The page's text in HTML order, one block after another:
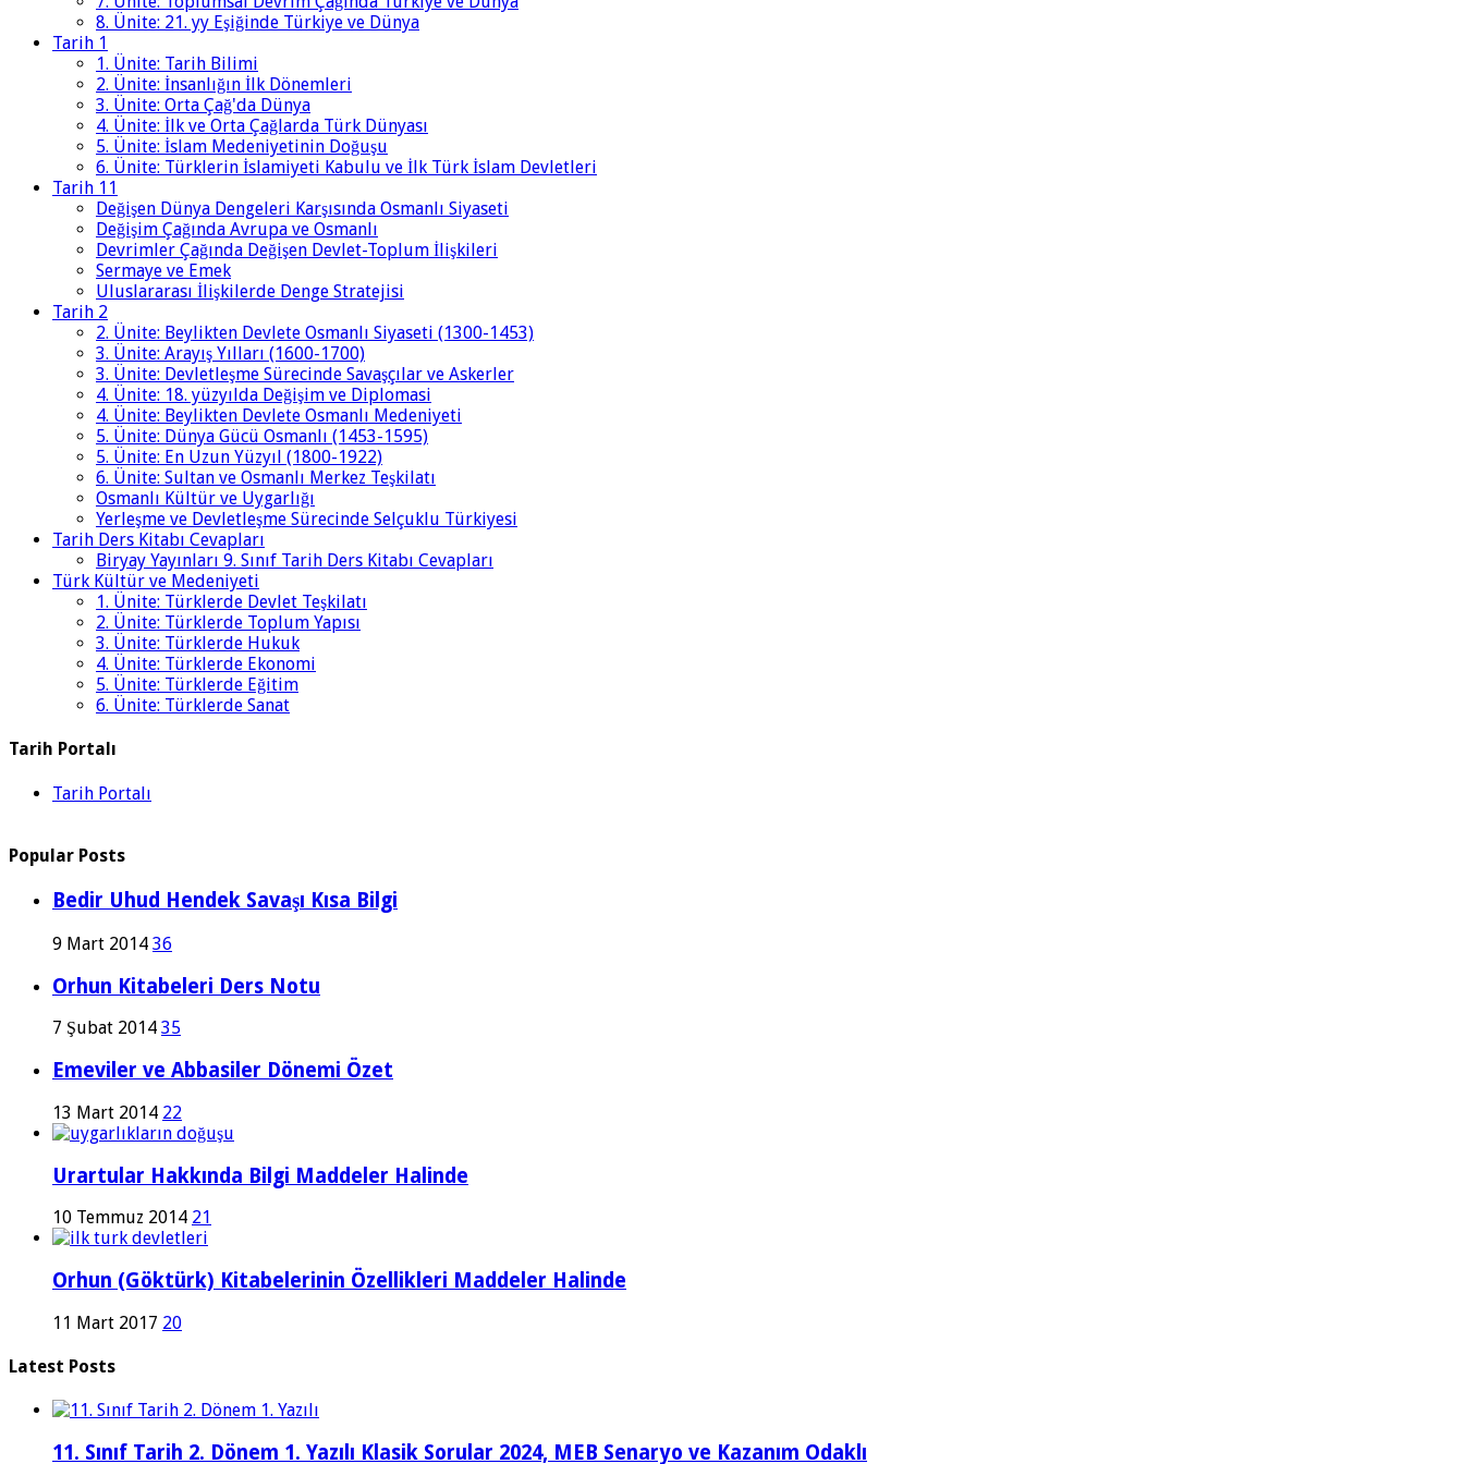
8. Ünite: 21. yy Eşiğinde Türkiye ve Dünya
Tarih 1
1. Ünite: Tarih Bilimi
2. Ünite: İnsanlığın İlk Dönemleri
3. Ünite: Orta Çağ'da Dünya
4. Ünite: İlk ve Orta Çağlarda Türk Dünyası
5. Ünite: İslam Medeniyetinin Doğuşu
6. Ünite: Türklerin İslamiyeti Kabulu ve İlk Türk İslam Devletleri
Tarih 11
Değişen Dünya Dengeleri Karşısında Osmanlı Siyaseti
Değişim Çağında Avrupa ve Osmanlı
Devrimler Çağında Değişen Devlet-Toplum İlişkileri
Sermaye ve Emek
Uluslararası İlişkilerde Denge Stratejisi
Tarih 2
2. Ünite: Beylikten Devlete Osmanlı Siyaseti (1300-1453)
3. Ünite: Arayış Yılları (1600-1700)
3. Ünite: Devletleşme Sürecinde Savaşçılar ve Askerler
4. Ünite: 18. yüzyılda Değişim ve Diplomasi
4. Ünite: Beylikten Devlete Osmanlı Medeniyeti
5. Ünite: Dünya Gücü Osmanlı (1453-1595)
5. Ünite: En Uzun Yüzyıl (1800-1922)
6. Ünite: Sultan ve Osmanlı Merkez Teşkilatı
Osmanlı Kültür ve Uygarlığı
Yerleşme ve Devletleşme Sürecinde Selçuklu Türkiyesi
Tarih Ders Kitabı Cevapları
Biryay Yayınları 9. Sınıf Tarih Ders Kitabı Cevapları
Türk Kültür ve Medeniyeti
1. Ünite: Türklerde Devlet Teşkilatı
2. Ünite: Türklerde Toplum Yapısı
3. Ünite: Türklerde Hukuk
4. Ünite: Türklerde Ekonomi
5. Ünite: Türklerde Eğitim
6. Ünite: Türklerde Sanat
Tarih Portalı
Tarih Portalı
Popular Posts
Bedir Uhud Hendek Savaşı Kısa Bilgi
9 Mart 2014 36
Orhun Kitabeleri Ders Notu
7 Şubat 2014 35
Emeviler ve Abbasiler Dönemi Özet
13 Mart 2014 22
Urartular Hakkında Bilgi Maddeler Halinde
10 Temmuz 2014 21
Orhun (Göktürk) Kitabelerinin Özellikleri Maddeler Halinde
11 Mart 2017 20
Latest Posts
11. Sınıf Tarih 2. Dönem 1. Yazılı Klasik Sorular 2024, MEB Senaryo ve Kazanım Odaklı